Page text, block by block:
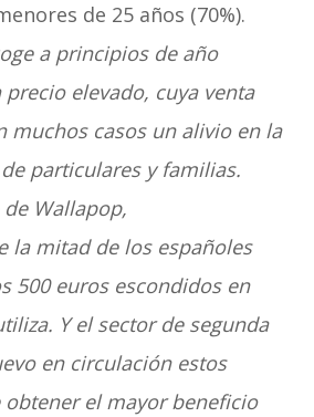
de 25 años (70%).
a principios de año
elevado, cuya venta
muchos casos un alivio en la
particulares y familias.
Wallapop,
la mitad de los españoles
500 euros escondidos en
Y el sector de segunda
en circulación estos
el mayor beneficio